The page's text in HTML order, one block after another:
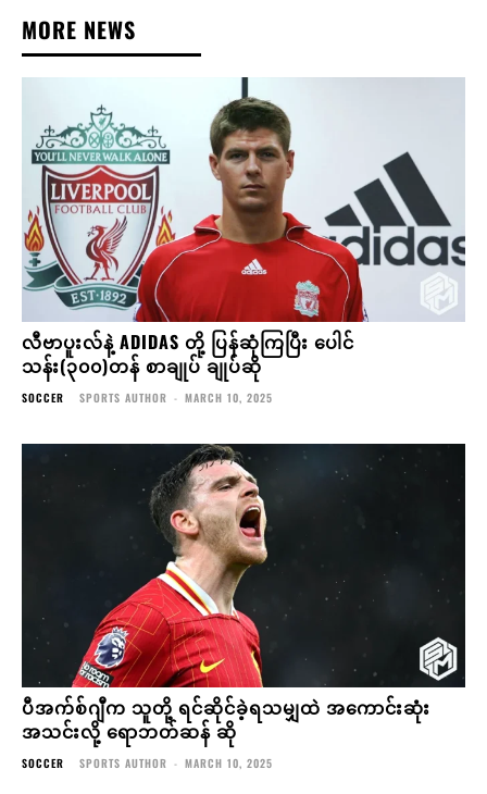
MORE NEWS
လီဗာပူးလ်နဲ့ ADIDAS တို့ ပြန်ဆုံကြပြီး ပေါင်
သန်း(၃၀၀)တန် စာချုပ် ချုပ်ဆို
SOCCER SPORTS AUTHOR - MARCH 10, 2025
ပီအက်စ်ဂျီက သူတို့ ရင်ဆိုင်ခဲ့ရသမျှထဲ အကောင်းဆုံး
အသင်းလို့ ရောဘတ်ဆန် ဆို
SOCCER SPORTS AUTHOR - MARCH 10, 2025